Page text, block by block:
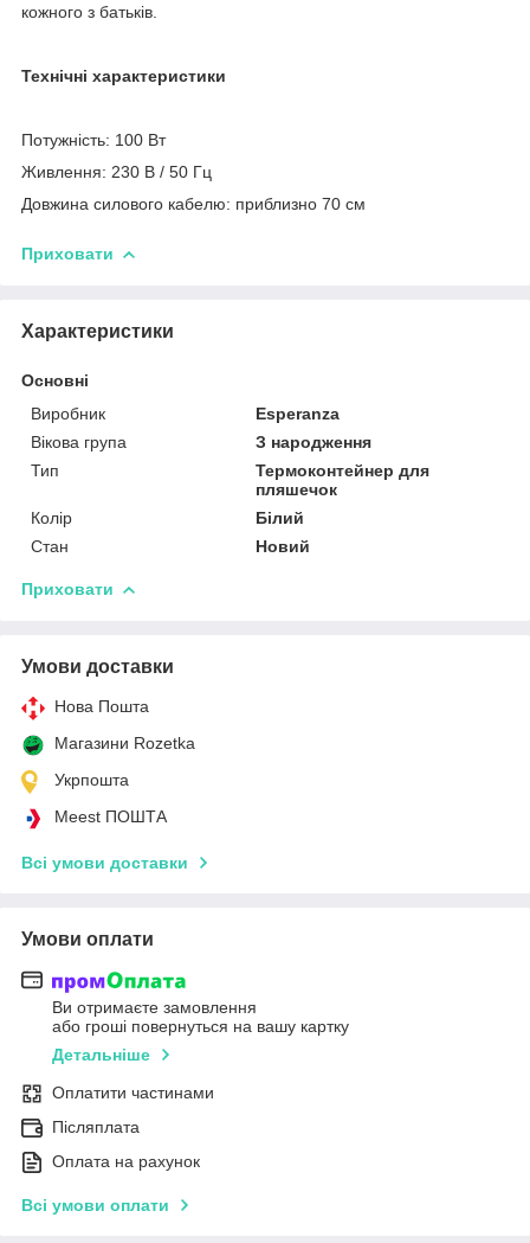
кожного з батьків.
Технічні характеристики
Потужність: 100 Вт
Живлення: 230 В / 50 Гц
Довжина силового кабелю: приблизно 70 см
Приховати
Характеристики
Основні
Виробник
Esperanza
Вікова група
З народження
Тип
Термоконтейнер для
пляшечок
Колір
Білий
Стан
Новий
Приховати
Умови доставки
Нова Пошта
Магазини Rozetka
Укрпошта
Meest ПОШТА
Всі умови доставки
Умови оплати
Ви отримаєте замовлення
або гроші повернуться на вашу картку
Детальніше
Оплатити частинами
Післяплата
Оплата на рахунок
Всі умови оплати